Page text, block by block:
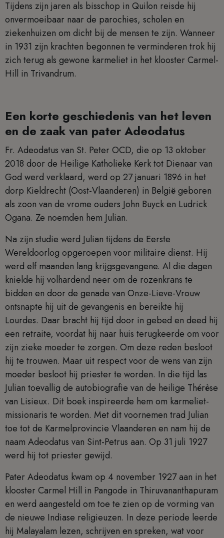
Tijdens zijn jaren als bisschop in Quilon reisde hij
onvermoeibaar naar de parochies, scholen en
ziekenhuizen om dicht bij de mensen te zijn. Wanneer
in 1931 zijn krachten begonnen te verminderen trok hij
zich terug als gewone karmeliet in het klooster Carmel-
Hill in Trivandrum.
Een korte geschiedenis van het leven
en de zaak van pater Adeodatus
Fr. Adeodatus van St. Peter OCD, die op 13 oktober
2018 door de Heilige Katholieke Kerk tot Dienaar van
God werd verklaard, werd op 27 januari 1896 in het
dorp Kieldrecht (Oost-Vlaanderen) in België geboren
als zoon van de vrome ouders John Buyck en Ludrick
Ogana. Ze noemden hem Julian.
Na zijn studie werd Julian tijdens de Eerste
Wereldoorlog opgeroepen voor militaire dienst. Hij
werd elf maanden lang krijgsgevangene. Al die dagen
knielde hij volhardend neer om de rozenkrans te
bidden en door de genade van Onze-Lieve-Vrouw
ontsnapte hij uit de gevangenis en bereikte hij
Lourdes. Daar bracht hij tijd door in gebed en deed hij
een retraite, voordat hij naar huis terugkeerde om voor
zijn zieke moeder te zorgen. Om deze reden besloot
hij te trouwen. Maar uit respect voor de wens van zijn
moeder besloot hij priester te worden. In die tijd las
Julian toevallig de autobiografie van de heilige Thérèse
van Lisieux. Dit boek inspireerde hem om karmeliet-
missionaris te worden. Met dit voornemen trad Julian
toe tot de Karmelprovincie Vlaanderen en nam hij de
naam Adeodatus van Sint-Petrus aan. Op 31 juli 1927
werd hij tot priester gewijd.
Pater Adeodatus kwam op 4 november 1927 aan in het
klooster Carmel Hill in Pangode in Thiruvananthapuram
en werd aangesteld om toe te zien op de vorming van
de nieuwe Indiase religieuzen. In deze periode leerde
hij Malayalam lezen, schrijven en spreken, wat voor